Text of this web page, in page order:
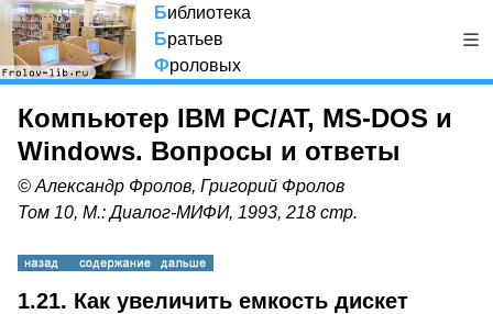
Библиотека
Братьев
Фроловых
Компьютер IBM PC/AT, MS-DOS и
Windows. Вопросы и ответы
© Александр Фролов, Григорий Фролов
Том 10, М.: Диалог-МИФИ, 1993, 218 стр.
1.21. Как увеличить емкость дискет